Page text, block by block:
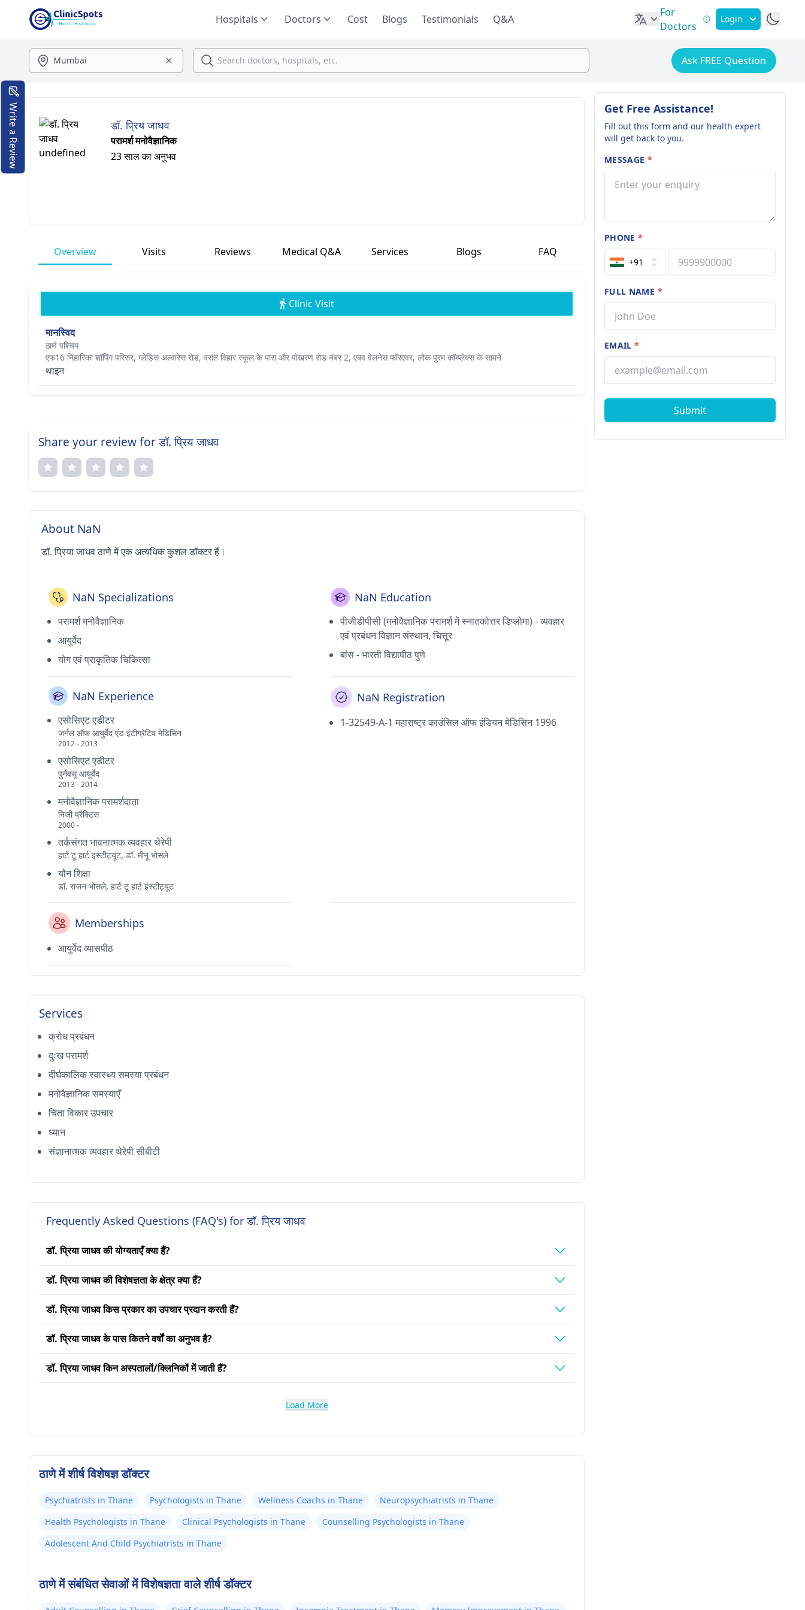
Hospitals Doctors Cost Blogs Testimonials Q&A
For
Doctors
Login
Ask FREE Question
डॉ. प्रिय जाधव
परामर्श मनोवैज्ञानिक
23 साल का अनुभव
Overview Visits Reviews Medical Q&A Services Blogs FAQ
Clinic Visit
मानस्विद
ठाणे पश्चिम
एफ16 निहारिका शॉपिंग परिसर, ग्लेडिस अल्वारेस रोड, वसंत विहार स्कूल के पास और पोखरण रोड नंबर 2, एबव वेलनेस फॉरएवर, लोक पुरम कॉम्प्लेक्स के सामने
थाइन
Share your review for डॉ. प्रिय जाधव
About NaN
डॉ. प्रिया जाधव ठाणे में एक अत्यधिक कुशल डॉक्टर हैं।
NaN Specializations
परामर्श मनोवैज्ञानिक
आयुर्वेद
योग एवं प्राकृतिक चिकित्सा
NaN Education
पीजीडीपीसी (मनोवैज्ञानिक परामर्श में स्नातकोत्तर डिप्लोमा) - व्यवहार
एवं प्रबंधन विज्ञान संस्थान, चित्तूर
बांस - भारती विद्यापीठ पुणे
NaN Experience
एसोसिएट एडीटर
जर्नल ऑफ आयुर्वेद एंड इंटीग्रेटिव मेडिसिन
2012 - 2013
एसोसिएट एडीटर
पुर्नवसु आयुर्वेद
2013 - 2014
मनोवैज्ञानिक परामर्शदाता
निजी प्रैक्टिस
2000 -
तर्कसंगत भावनात्मक व्यवहार थेरेपी
हार्ट टू हार्ट इंस्टीट्यूट, डॉ. मीनू भोसले
यौन शिक्षा
डॉ. राजन भोसले, हार्ट टू हार्ट इंस्टीट्यूट
NaN Registration
1-32549-A-1 महाराष्ट्र काउंसिल ऑफ इंडियन मेडिसिन 1996
Memberships
आयुर्वेद व्यासपीठ
Services
क्रोध प्रबंधन
दुःख परामर्श
दीर्घकालिक स्वास्थ्य समस्या प्रबंधन
मनोवैज्ञानिक समस्याएँ
चिंता विकार उपचार
ध्यान
संज्ञानात्मक व्यवहार थेरेपी सीबीटी
Frequently Asked Questions (FAQ's) for डॉ. प्रिय जाधव
डॉ. प्रिया जाधव की योग्यताएँ क्या हैं?
डॉ. प्रिया जाधव की विशेषज्ञता के क्षेत्र क्या हैं?
डॉ. प्रिया जाधव किस प्रकार का उपचार प्रदान करती हैं?
डॉ. प्रिया जाधव के पास कितने वर्षों का अनुभव है?
डॉ. प्रिया जाधव किन अस्पतालों/क्लिनिकों में जाती हैं?
Load More
ठाणे में शीर्ष विशेषज्ञ डॉक्टर
Psychiatrists in Thane Psychologists in Thane Wellness Coachs in Thane
Neuropsychiatrists in Thane
Health Psychologists in Thane
Clinical Psychologists in Thane
Counselling Psychologists in Thane
Adolescent And Child Psychiatrists in Thane
ठाणे में संबंधित सेवाओं में विशेषज्ञता वाले शीर्ष डॉक्टर
Get Free Assistance!
Fill out this form and our health expert
will get back to you.
MESSAGE *
PHONE*
+91
FULL NAME *
EMAIL*
Submit
Write a Review